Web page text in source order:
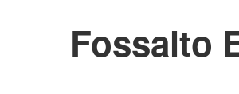
Fossalto